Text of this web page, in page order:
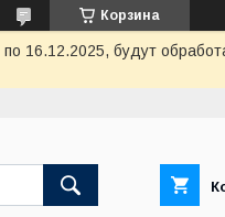
Корзина
16.12.2025, будут